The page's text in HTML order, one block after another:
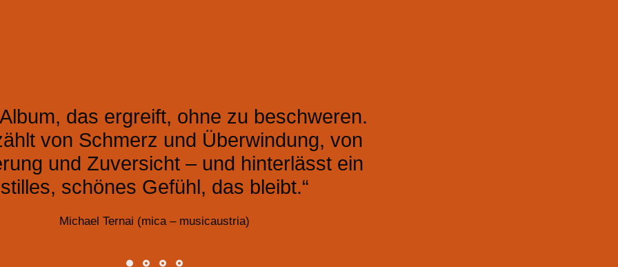
das ergreift, ohne zu beschweren.
von Schmerz und Überwindung, von
und Zuversicht – und hinterlässt ein
stilles, schönes Gefühl, das bleibt.“
Michael Ternai (mica – musicaustria)